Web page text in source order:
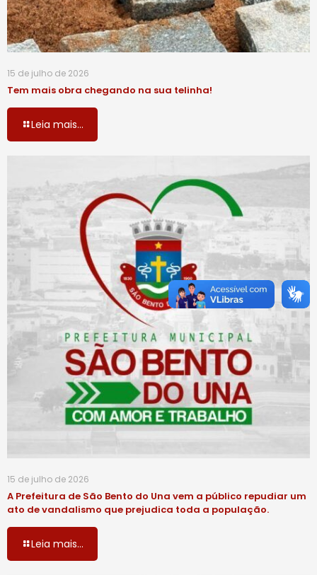
15 de julho de 2026
Tem mais obra chegando na sua telinha!
Leia mais...
15 de julho de 2026
A Prefeitura de São Bento do Una vem a público repudiar um
ato de vandalismo que prejudica toda a população.
Leia mais...